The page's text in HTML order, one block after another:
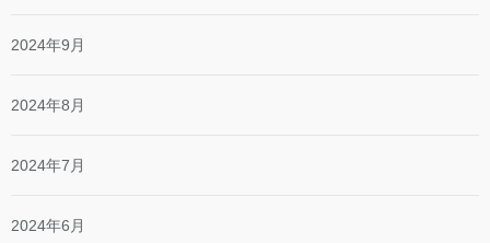
2024年9月
2024年8月
2024年7月
2024年6月